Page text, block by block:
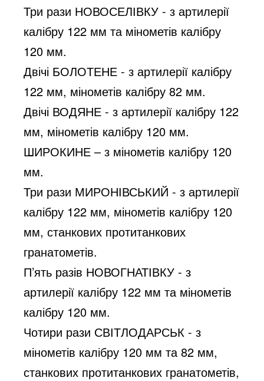
Три рази НОВОСЕЛІВКУ - з артилерії
калібру 122 мм та мінометів калібру
120 мм.
Двічі БОЛОТЕНЕ - з артилерії калібру
122 мм, мінометів калібру 82 мм.
Двічі ВОДЯНЕ - з артилерії калібру 122
мм, мінометів калібру 120 мм.
ШИРОКИНЕ – з мінометів калібру 120
мм.
Три рази МИРОНІВСЬКИЙ - з артилерії
калібру 122 мм, мінометів калібру 120
мм, станкових протитанкових
гранатометів.
П’ять разів НОВОГНАТІВКУ - з
артилерії калібру 122 мм та мінометів
калібру 120 мм.
Чотири рази СВІТЛОДАРСЬК - з
мінометів калібру 120 мм та 82 мм,
станкових протитанкових гранатометів,